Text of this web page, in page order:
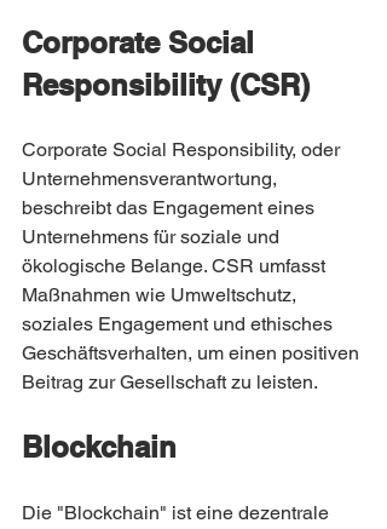
Corporate Social
Responsibility (CSR)
Corporate Social Responsibility, oder
Unternehmensverantwortung,
beschreibt das Engagement eines
Unternehmens für soziale und
ökologische Belange. CSR umfasst
Maßnahmen wie Umweltschutz,
soziales Engagement und ethisches
Geschäftsverhalten, um einen positiven
Beitrag zur Gesellschaft zu leisten.
Blockchain
Die "Blockchain" ist eine dezentrale